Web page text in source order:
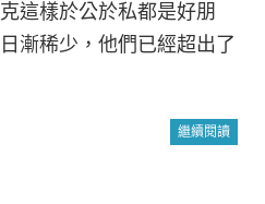
這樣於公於私都是好朋
漸稀少，他們已經超出了
繼續閱讀